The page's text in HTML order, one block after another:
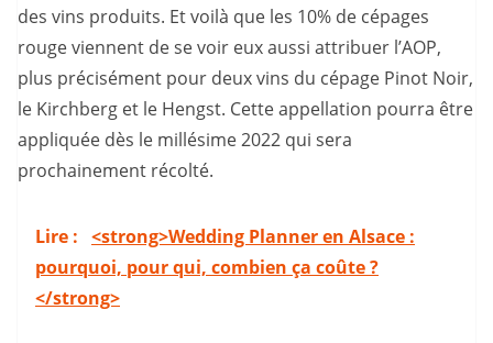
des vins produits. Et voilà que les 10% de cépages
rouge viennent de se voir eux aussi attribuer l’AOP,
plus précisément pour deux vins du cépage Pinot Noir,
le Kirchberg et le Hengst. Cette appellation pourra être
appliquée dès le millésime 2022 qui sera
prochainement récolté.
Lire : <strong>Wedding Planner en Alsace :
pourquoi, pour qui, combien ça coûte ?
</strong>